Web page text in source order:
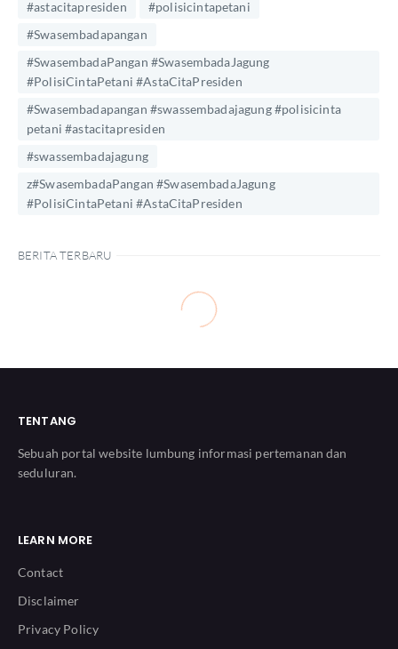
#astacitapresiden
#polisicintapetani
#Swasembadapangan
#SwasembadaPangan #SwasembadaJagung
#PolisiCintaPetani #AstaCitaPresiden
#Swasembadapangan #swassembadajagung #polisicinta
petani #astacitapresiden
#swassembadajagung
z#SwasembadaPangan #SwasembadaJagung
#PolisiCintaPetani #AstaCitaPresiden
BERITA TERBARU
TENTANG
Sebuah portal website lumbung informasi pertemanan dan
seduluran.
LEARN MORE
Contact
Disclaimer
Privacy Policy